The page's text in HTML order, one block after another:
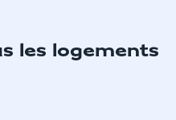
les logements